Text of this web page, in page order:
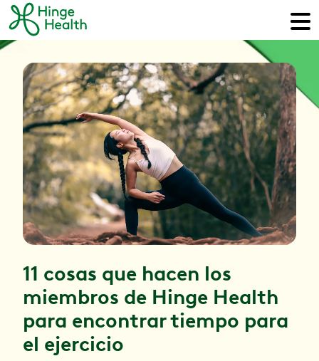
11 cosas que hacen los
miembros de Hinge Health
para encontrar tiempo para
el ejercicio